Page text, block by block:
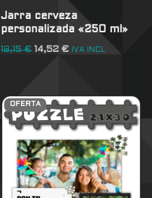
Jarra cerveza
personalizada «250 ml»
18,15€ 14,52€ IVA INCL
OFERTA